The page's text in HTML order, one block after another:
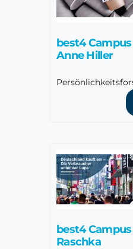
best4
Anne Hiller
best4 Campus
Raschka